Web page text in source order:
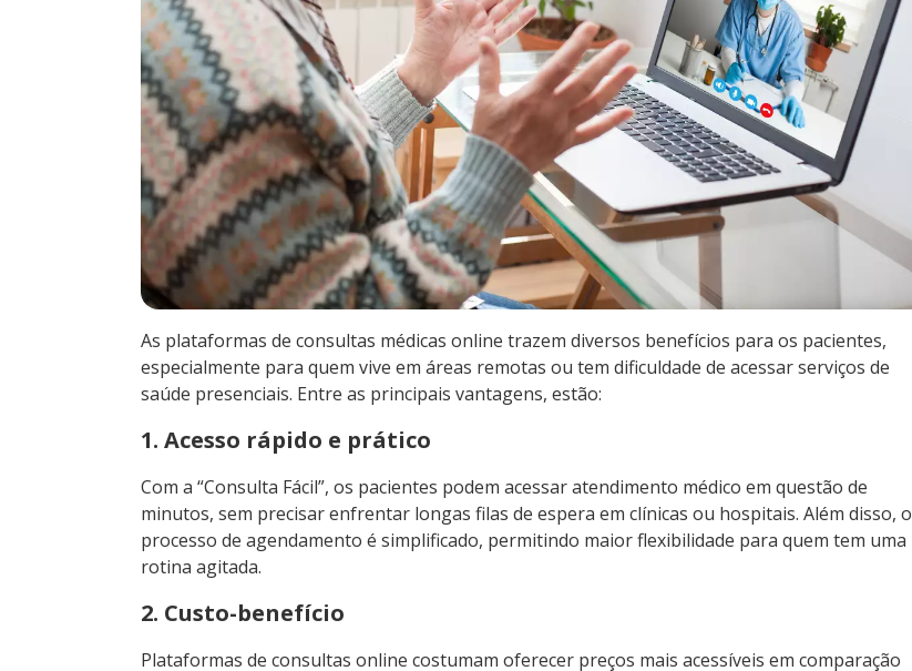
As plataformas de consultas médicas online trazem diversos benefícios para os pacientes,
especialmente para quem vive em áreas remotas ou tem dificuldade de acessar serviços de
saúde presenciais. Entre as principais vantagens, estão:
1. Acesso rápido e prático
Com a “Consulta Fácil”, os pacientes podem acessar atendimento médico em questão de
minutos, sem precisar enfrentar longas filas de espera em clínicas ou hospitais. Além disso, o
processo de agendamento é simplificado, permitindo maior flexibilidade para quem tem uma
rotina agitada.
2. Custo-benefício
Plataformas de consultas online costumam oferecer preços mais acessíveis em comparação